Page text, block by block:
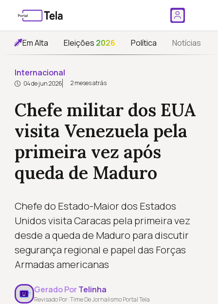
Em Alta Eleições 2026 Política Notícias
Internacional
04 de jun 2026 2 meses atrás
Chefe militar dos EUA
visita Venezuela pela
primeira vez após
queda de Maduro
Chefe do Estado-Maior dos Estados
Unidos visita Caracas pela primeira vez
desde a queda de Maduro para discutir
segurança regional e papel das Forças
Armadas americanas
Gerado PorTelinha
Revisado Por: Time De Jornalismo Portal Tela